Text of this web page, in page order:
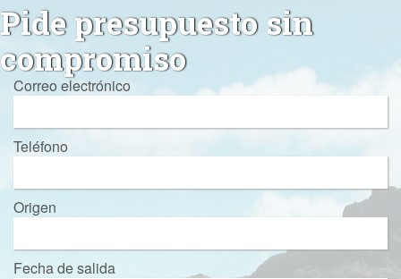
Pide presupuesto sin
compromiso
Correo electrónico
Teléfono
Origen
Fecha de salida